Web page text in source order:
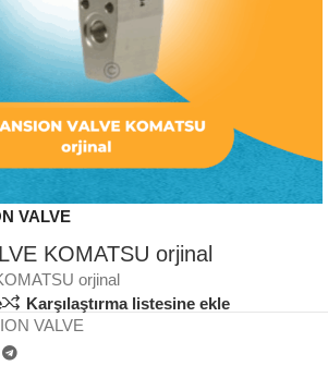
tıklayın
VALVE
KOMATSU orjinal
orjinal
Karşılaştırma listesine ekle
VALVE